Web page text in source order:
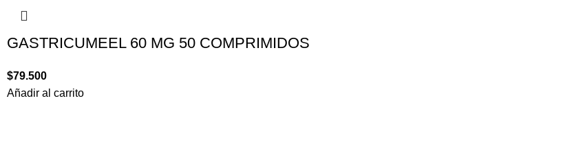
GASTRICUMEEL 60 MG 50 COMPRIMIDOS
$79.500
Añadir al carrito